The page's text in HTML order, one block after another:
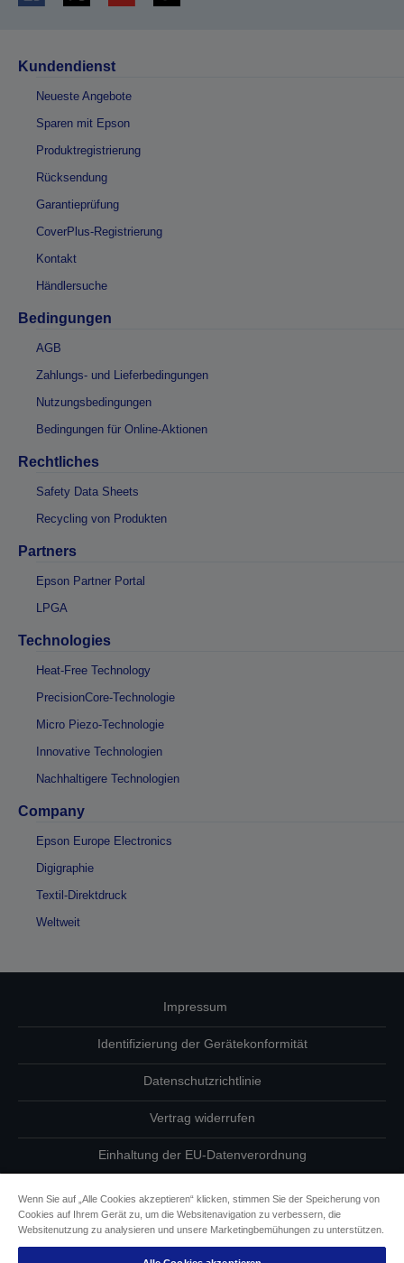
Kundendienst
Neueste Angebote
Sparen mit Epson
Produktregistrierung
Rücksendung
Garantieprüfung
CoverPlus-Registrierung
Kontakt
Händlersuche
Bedingungen
AGB
Zahlungs- und Lieferbedingungen
Nutzungsbedingungen
Bedingungen für Online-Aktionen
Rechtliches
Safety Data Sheets
Recycling von Produkten
Partners
Epson Partner Portal
LPGA
Technologies
Heat-Free Technology
PrecisionCore-Technologie
Micro Piezo-Technologie
Innovative Technologien
Nachhaltigere Technologien
Company
Epson Europe Electronics
Digigraphie
Textil-Direktdruck
Weltweit
Impressum
Identifizierung der Gerätekonformität
Datenschutzrichtlinie
Vertrag widerrufen
Einhaltung der EU-Datenverordnung
Fragen zum Datenschutz
Informationen zu Cookies
Wenn Sie auf „Alle Cookies akzeptieren“ klicken, stimmen Sie der Speicherung von
Cookies auf Ihrem Gerät zu, um die Websitenavigation zu verbessern, die
Websitenutzung zu analysieren und unsere Marketingbemühungen zu unterstützen.